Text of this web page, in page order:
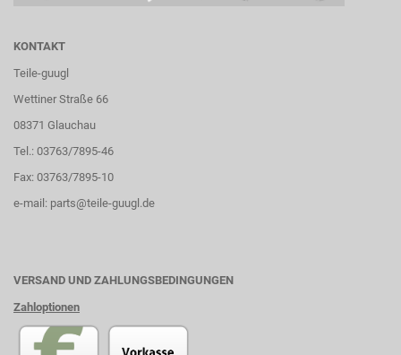
KONTAKT
Teile-guugl
Wettiner Straße 66
08371 Glauchau
Tel.: 03763/7895-46
Fax: 03763/7895-10
e-mail: parts@teile-guugl.de
VERSAND UND ZAHLUNGSBEDINGUNGEN
Zahloptionen